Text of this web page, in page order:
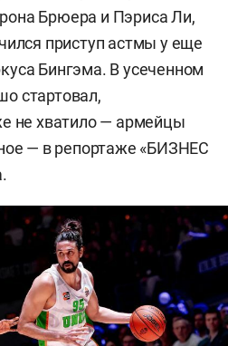
Брюера и Пэриса Ли,
приступ астмы у еще
Бингэма. В усеченном
стартовал,
не хватило — армейцы
— в репортаже «БИЗНЕС